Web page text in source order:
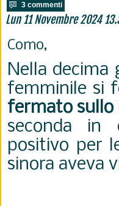
3 commenti
Lun 11 Novembre 2024
Como,
Nella decima
femminile si
fermato sullo
seconda in
positivo per
sinora aveva